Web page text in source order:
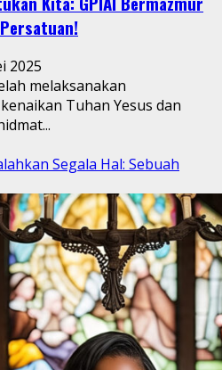
2025
melaksanakan
Tuhan Yesus dan
Segala Hal: Sebuah